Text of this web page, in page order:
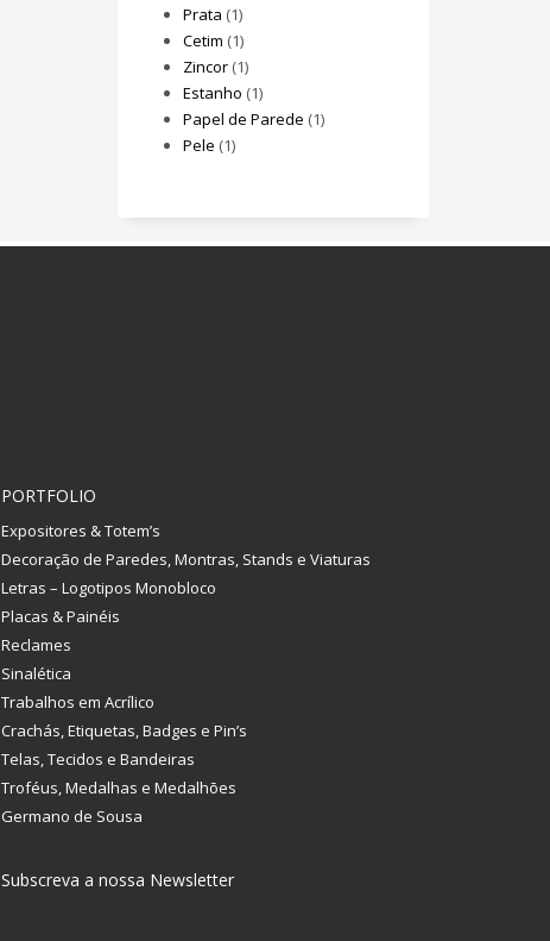
Prata (1)
Cetim (1)
Zincor(1)
Estanho (1)
Papel de Parede (1)
Pele (1)
PORTFOLIO
Expositores & Totem’s
Decoração de Paredes, Montras, Stands e Viaturas
Letras – Logotipos Monobloco
Placas & Painéis
Reclames
Sinalética
Trabalhos em Acrílico
Crachás, Etiquetas, Badges e Pin’s
Telas, Tecidos e Bandeiras
Troféus, Medalhas e Medalhões
Germano de Sousa
Subscreva a nossa Newsletter